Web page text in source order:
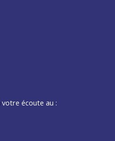
écoute au :